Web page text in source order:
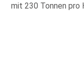
mit 230 Tonnen pro